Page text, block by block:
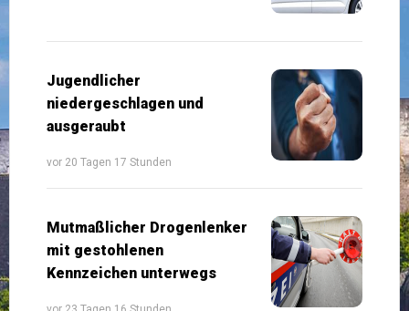
Jugendlicher
niedergeschlagen und
ausgeraubt
vor 20 Tagen 17 Stunden
Mutmaßlicher Drogenlenker
mit gestohlenen
Kennzeichen unterwegs